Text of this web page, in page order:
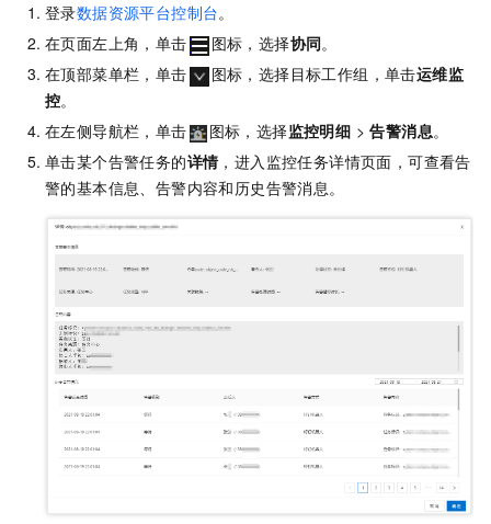
登录数据资源平台控制台。
在页面左上角，单击
图标，选择协同。
在顶部菜单栏，单击
图标，选择目标工作组，单击运维监
控。
在左侧导航栏，单击
图标，选择监控明细 >告警消息。
单击某个告警任务的详情，进入监控任务详情页面，可查看告
警的基本信息、告警内容和历史告警消息。